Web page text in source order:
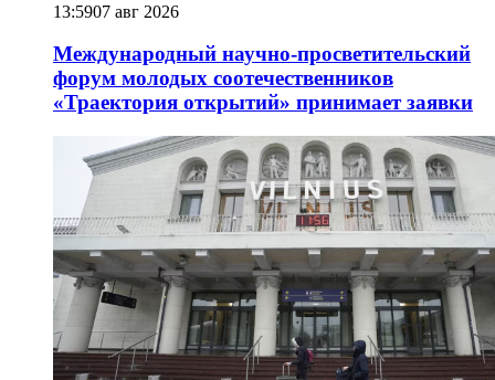
13:5907 авг 2026
Международный научно-просветительский
форум молодых соотечественников
«Траектория открытий» принимает заявки